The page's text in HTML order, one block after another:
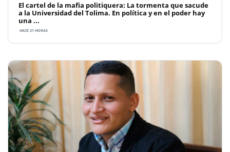
El cartel de la mafia politiquera: La tormenta que sacude
a la Universidad del Tolima. En política y en el poder hay
una ...
HACE 21 HORAS